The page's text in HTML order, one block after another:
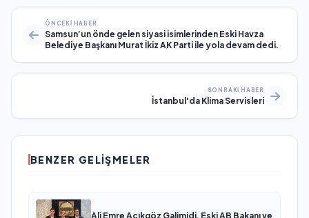
ÖNCEKI HABER
Samsun’un önde gelen siyasi isimlerinden Eski Havza
Belediye Başkanı Murat İkiz AK Parti ile yola devam dedi.
SONRAKI HABER
İstanbul'da Klima Servisleri
BENZER GELIŞMELER
Ali Emre Açıkgöz Galimidi, Eski AB Bakanı ve